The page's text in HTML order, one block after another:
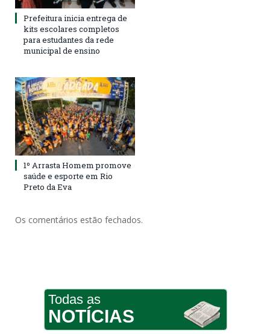
Prefeitura inicia entrega de
kits escolares completos
para estudantes da rede
municipal de ensino
1º Arrasta Homem promove
saúde e esporte em Rio
Preto da Eva
Os comentários estão fechados.
Todas as
NOTÍCIAS